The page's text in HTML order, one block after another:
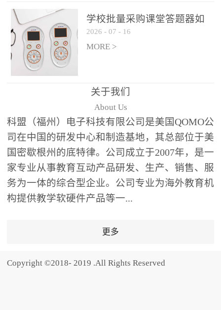
热情QVote 提供了丰富的
互动功能矩阵，满足不同
学科、不同教学目标的互
动需求：即时答题：支持
单选题、多选题、判断题
等基础题型，学生通过答
题器快速响应，系统实时
统计答题数据并生成可视
化图表，让教师瞬间掌握
学生知识掌握情况。主观
反馈：包含简答题、观点
阐述等开放式互动，鼓励
学生自由表达思考过程，
培养批判性思维与表达能
功能增加课堂趣味性，同
学校批量采购课堂答题器如
何选厂家
2026 - 07 - 16
MORE >
关于我们
About Us
科盟（福州）电子科技有限公司是美国QOMO公
司在中国的研发中心和制造基地，其总部位于美
国密歇根州的底特律。公司成立于2007年，是一
家专业从事教育互动产品研发、生产、销售、服
务为一体的综合型企业。公司专业为海外教育机
构提供教学软硬件产品等一...
更多
Copyright ©2018- 2019 .All Rights Reserved